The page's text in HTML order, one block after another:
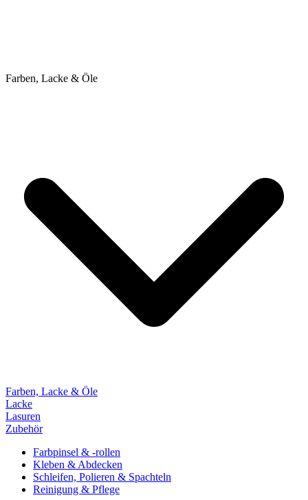
Farben, Lacke & Öle
Farben, Lacke & Öle
Lacke
Lasuren
Zubehör
Farbpinsel & -rollen
Kleben & Abdecken
Schleifen, Polieren & Spachteln
Reinigung & Pflege